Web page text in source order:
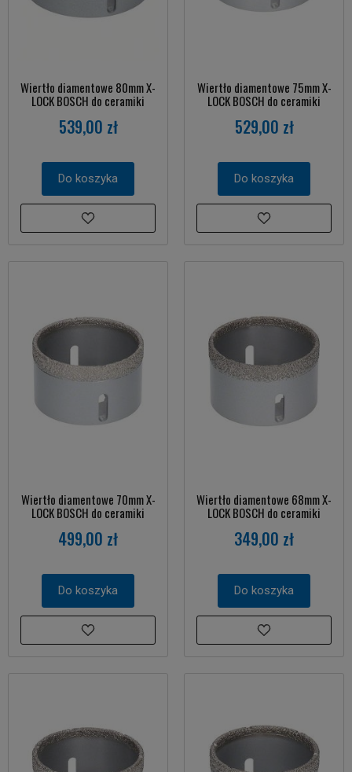
Wiertło diamentowe 80mm X-
LOCK BOSCH do ceramiki
539,00 zł
Do koszyka
Wiertło diamentowe 75mm X-
LOCK BOSCH do ceramiki
529,00 zł
Do koszyka
Wiertło diamentowe 70mm X-
LOCK BOSCH do ceramiki
499,00 zł
Do koszyka
Wiertło diamentowe 68mm X-
LOCK BOSCH do ceramiki
349,00 zł
Do koszyka